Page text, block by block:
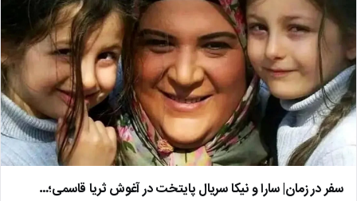
سفر در زمان| سارا و نیکا سریال پایتخت در آغوش ثریا قاسمی؛…